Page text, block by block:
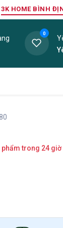
3K HOME BÌNH
0
phẩm trong 24 giờ